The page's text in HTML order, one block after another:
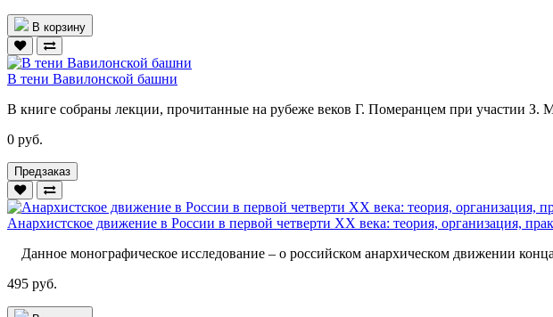
В корзину
В тени Вавилонской башни
В книге собраны лекции, прочитанные на рубеже веков Г. Померанцем при участии З.
0 руб.
Предзаказ
Анархистское движение в России в первой четверти XX века: теория, организация,
Данное монографическое исследование – о российском анархическом движении
495 руб.